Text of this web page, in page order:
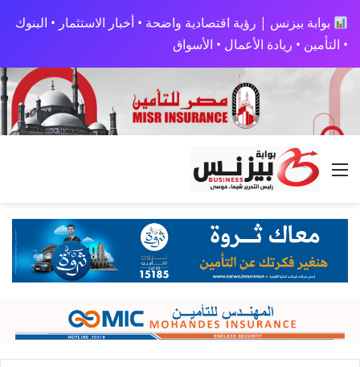
بوابة بيزنس | رؤية اقتصادية واضحة • أخبار الاستثمار • البنوك
• التأمين • ريادة الأعمال • الأسواق
القائمة